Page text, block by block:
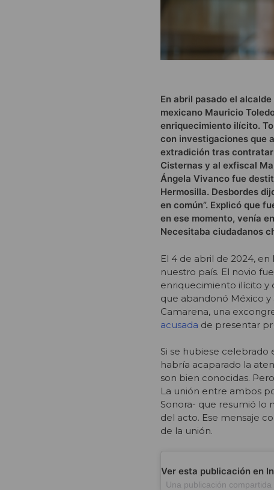
En abril pasado el
mexicano Mauricio
enriquecimiento ilícito.
con investigaciones que
extradición tras contratar
Cisternas y al exfiscal
Ángela Vivanco fue
Hermosilla. Desbordes
en común”. Explicó que
en ese momento, venía
Necesitaba ciudadanos
El 4 de abril de 2024,
nuestro país. El novio
enriquecimiento ilícito y
que abandonó México y
Camarena, una
acusada de presentar
Si se hubiese
habría acaparado la
son bien conocidas.
La unión entre ambos
Sonora- que resumió lo
del acto. Ese mensaje
de la unión.
Ver esta publicación en
Una publicación